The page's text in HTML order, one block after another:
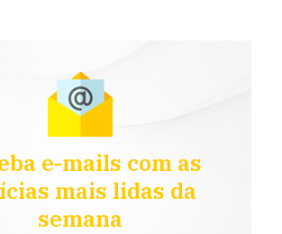
e-mails com as
mais lidas da
semana